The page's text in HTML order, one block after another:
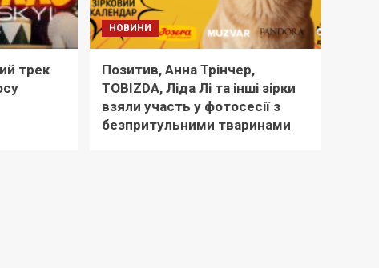
трек
НОВИНИ
Позитив, Анна Трінчер,
TOBIZDA, Ліда Лі та інші зірки
взяли участь у фотосесії з
безпритульними тваринами